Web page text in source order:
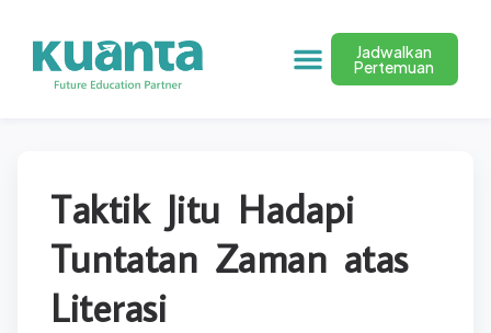
Jadwalkan
Pertemuan
Taktik Jitu Hadapi
Tuntatan Zaman atas
Literasi